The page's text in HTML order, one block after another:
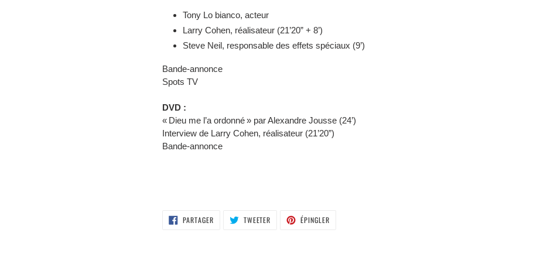
Tony Lo bianco, acteur
Larry Cohen, réalisateur (21’20” + 8’)
Steve Neil, responsable des effets spéciaux (9’)
Bande-annonce
Spots TV
DVD :
« Dieu me l’a ordonné » par Alexandre Jousse (24’)
Interview de Larry Cohen, réalisateur (21’20”)
Bande-annonce
PARTAGERPARTAGER
SUR
TWEETER TWEETER ÉPINGLER